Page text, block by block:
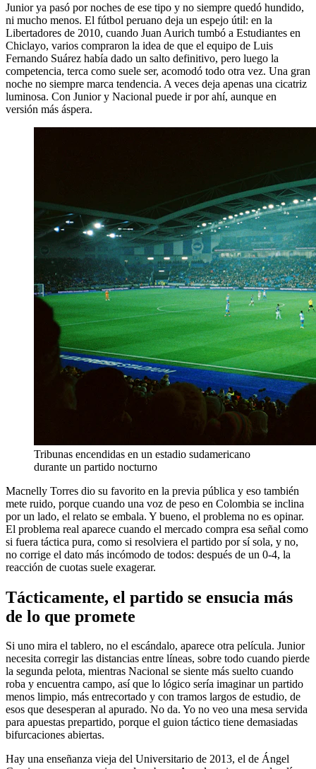
Junior ya pasó por noches de ese tipo y no siempre quedó hundido,
ni mucho menos. El fútbol peruano deja un espejo útil: en la
Libertadores de 2010, cuando Juan Aurich tumbó a Estudiantes en
Chiclayo, varios compraron la idea de que el equipo de Luis
Fernando Suárez había dado un salto definitivo, pero luego la
competencia, terca como suele ser, acomodó todo otra vez. Una gran
noche no siempre marca tendencia. A veces deja apenas una cicatriz
luminosa. Con Junior y Nacional puede ir por ahí, aunque en
versión más áspera.
Tribunas encendidas en un estadio sudamericano
durante un partido nocturno
Macnelly Torres dio su favorito en la previa pública y eso también
mete ruido, porque cuando una voz de peso en Colombia se inclina
por un lado, el relato se embala. Y bueno, el problema no es opinar.
El problema real aparece cuando el mercado compra esa señal como
si fuera táctica pura, como si resolviera el partido por sí sola, y no,
no corrige el dato más incómodo de todos: después de un 0-4, la
reacción de cuotas suele exagerar.
Tácticamente, el partido se ensucia más
de lo que promete
Si uno mira el tablero, no el escándalo, aparece otra película. Junior
necesita corregir las distancias entre líneas, sobre todo cuando pierde
la segunda pelota, mientras Nacional se siente más suelto cuando
roba y encuentra campo, así que lo lógico sería imaginar un partido
menos limpio, más entrecortado y con tramos largos de estudio, de
esos que desesperan al apurado. No da. Yo no veo una mesa servida
para apuestas prepartido, porque el guion táctico tiene demasiadas
bifurcaciones abiertas.
Hay una enseñanza vieja del Universitario de 2013, el de Ángel